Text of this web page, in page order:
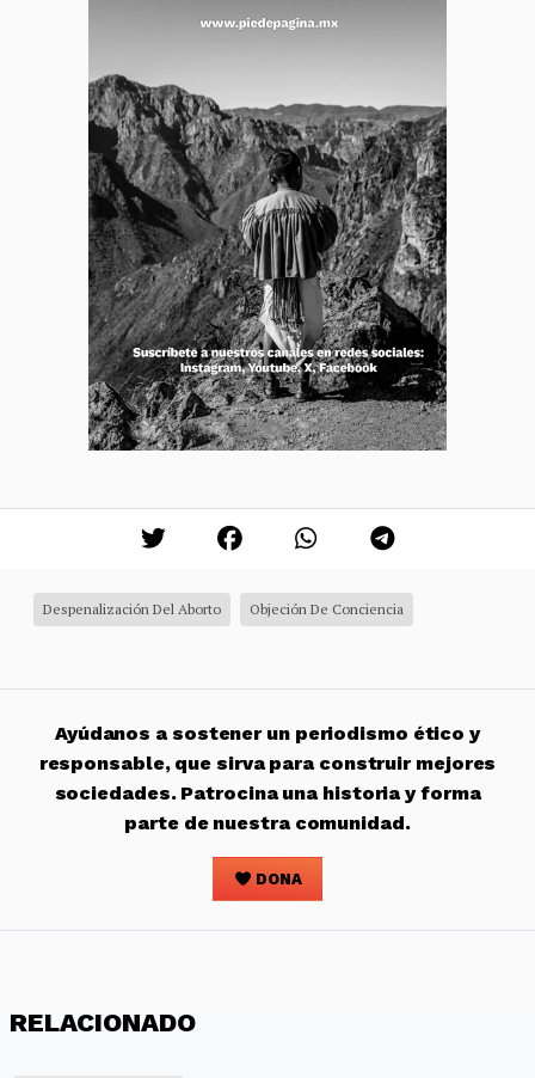
Despenalización Del Aborto Objeción De Conciencia
Ayúdanos a sostener un periodismo ético y
responsable, que sirva para construir mejores
sociedades. Patrocina una historia y forma
parte de nuestra comunidad.
DONA
RELACIONADO